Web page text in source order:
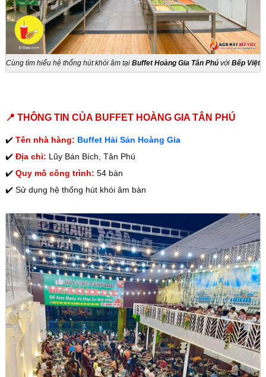
Cùng tìm hiểu hệ thống hút khói âm tại Buffet Hoàng Gia Tân Phúvới Bếp Việt
📍 THÔNG TIN CỦA BUFFET HOÀNG GIA TÂN PHÚ
✔️ Tên nhà hàng: Buffet Hải Sản Hoàng Gia
✔️ Địa chỉ: Lũy Bán Bích, Tân Phú
✔️ Quy mô công trình: 54 bàn
✔️ Sử dụng hệ thống hút khói âm bàn